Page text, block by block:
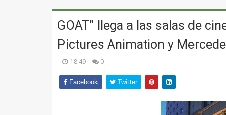
GOAT” llega a las salas de
Pictures Animation y
18:49 0
Facebook Twitter